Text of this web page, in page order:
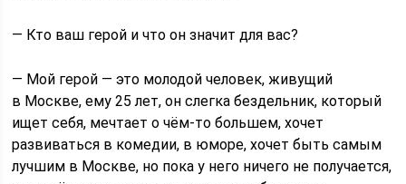
— Кто ваш герой и что он значит для вас?
— Мой герой — это молодой человек, живущий
в Москве, ему 25 лет, он слегка бездельник, который
ищет себя, мечтает о чём-то большем, хочет
развиваться в комедии, в юморе, хочет быть самым
лучшим в Москве, но пока у него ничего не получается,